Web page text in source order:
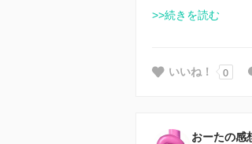
>>続きを読む
いいね！ 0
おーたの感